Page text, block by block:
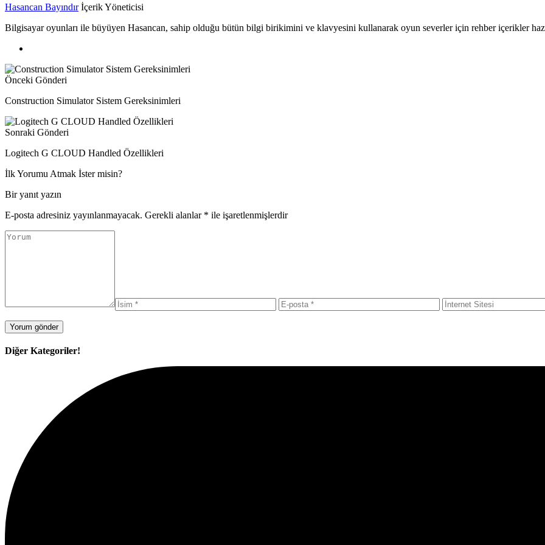
Hasancan Bayındır İçerik Yöneticisi
Bilgisayar oyunları ile büyüyen Hasancan, sahip olduğu bütün bilgi birikimini ve klavyesini kullanarak oyun severler için rehber içerikler
Önceki Gönderi
Construction Simulator Sistem Gereksinimleri
Sonraki Gönderi
Logitech G CLOUD Handled Özellikleri
İlk Yorumu Atmak İster misin?
Bir yanıt yazın
E-posta adresiniz yayınlanmayacak. Gerekli alanlar * ile işaretlenmişlerdir
Diğer Kategoriler!